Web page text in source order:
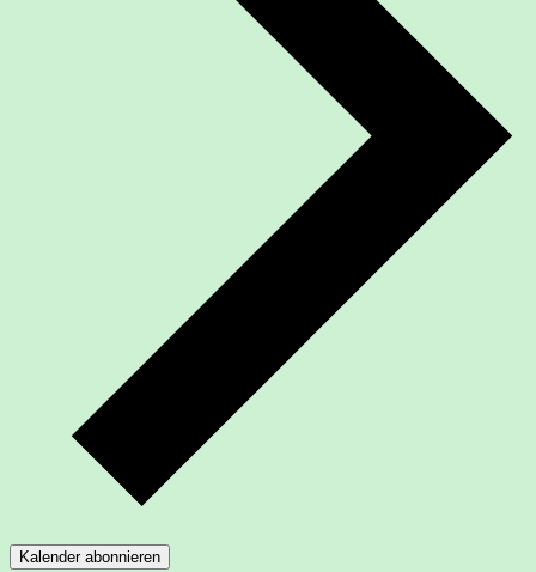
Kalender abonnieren